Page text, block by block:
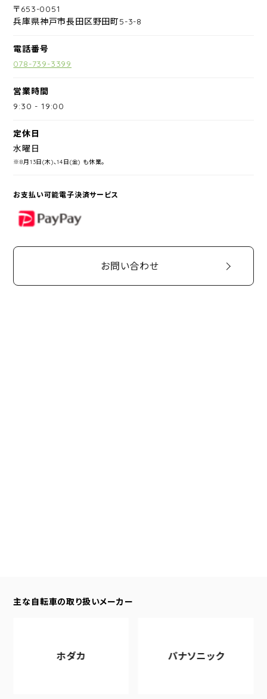
〒653-0051
兵庫県神戸市長田区野田町5-3-8
電話番号
078-739-3399
営業時間
9:30 -19:00
定休日
水曜日
※8月13日(木)、14日(金) も休業。
お支払い可能電子決済サービス
PayPay
お問い合わせ
主な自転車の取り扱いメーカー
ホダカ パナソニック